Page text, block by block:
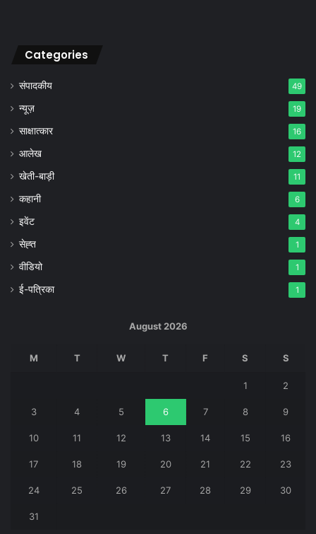
Categories
संपादकीय 49
न्यूज़ 19
साक्षात्कार 16
आलेख 12
खेती-बाड़ी 11
कहानी 6
इवेंट 4
सेह्त 1
वीडियो 1
ई-पत्रिका 1
August 2026
M T W T F S S
1 2
3 4 5 6 7 8 9
10 11 12 13 14 15 16
17 18 19 20 21 22 23
24 25 26 27 28 29 30
31